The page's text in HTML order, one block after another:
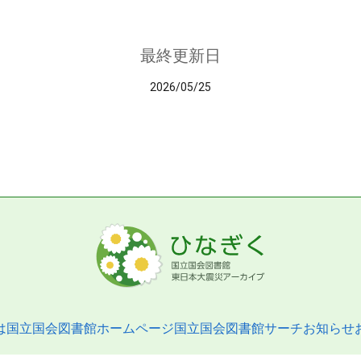
最終更新日
2026/05/25
国立国会図書館ホームページ国立国会図書館サーチお知らせ